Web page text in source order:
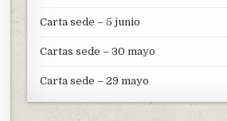
Carta sede – 5 junio
Cartas sede – 30 mayo
Carta sede – 29 mayo